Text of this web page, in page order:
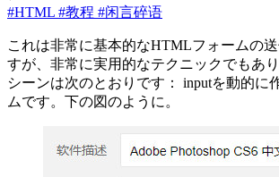
#HTML #教程 #闲言碎语
これは非常に基本的なHTMLフォームの
すが、非常に実用的なテクニックでもあ
シーンは次のとおりです： inputを動的に
ムです。下の図のように。